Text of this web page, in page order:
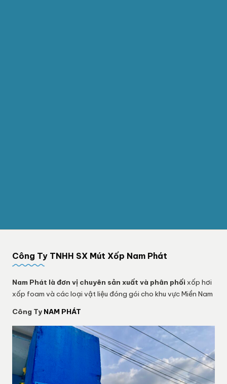
Công Ty TNHH SX Mút Xốp Nam Phát
Nam Phát là đơn vị chuyên sản xuất và phân phối xốp hơi
xốp foam và các loại vật liệu đóng gói cho khu vực Miền Nam
Công Ty NAM PHÁT